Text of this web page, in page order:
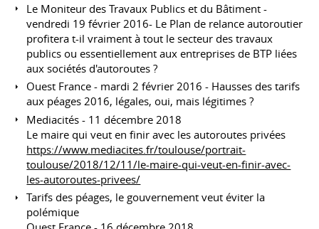
Le Moniteur des Travaux Publics et du Bâtiment -
vendredi 19 février 2016- Le Plan de relance autoroutier
profitera t-il vraiment à tout le secteur des travaux
publics ou essentiellement aux entreprises de BTP liées
aux sociétés d'autoroutes ?
Ouest France - mardi 2 février 2016 - Hausses des tarifs
aux péages 2016, légales, oui, mais légitimes ?
Mediacités - 11 décembre 2018
Le maire qui veut en finir avec les autoroutes privées
https://www.mediacites.fr/toulouse/portrait-
toulouse/2018/12/11/le-maire-qui-veut-en-finir-avec-
les-autoroutes-privees/
Tarifs des péages, le gouvernement veut éviter la
polémique